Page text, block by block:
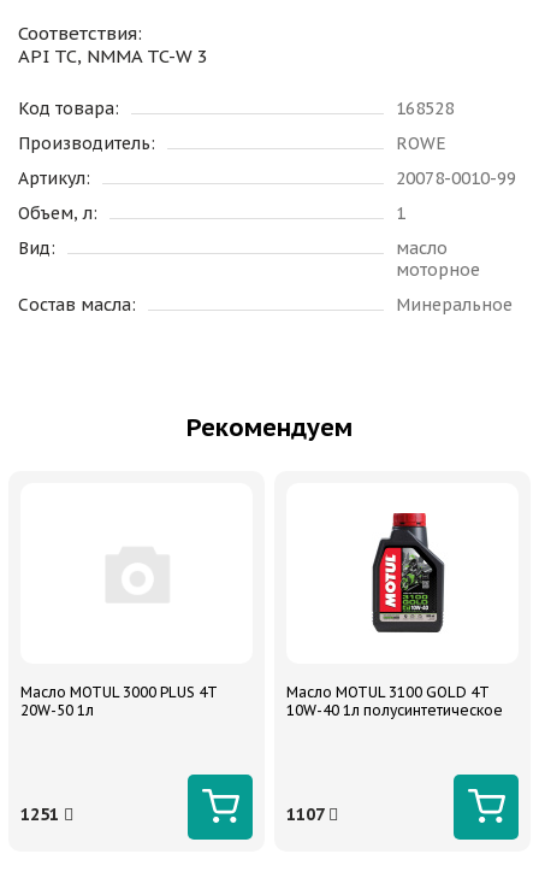
Соответствия:
API TC, NMMA TC-W 3
Код товара:
168528
Производитель:
ROWE
Артикул:
20078-0010-99
Объем, л:
1
Вид:
масло
моторное
Состав масла:
Минеральное
Рекомендуем
Масло MOTUL 3000 PLUS 4T
20W-50 1л
1251
Масло MOTUL 3100 GOLD 4Т
10W-40 1л полусинтетическое
1107